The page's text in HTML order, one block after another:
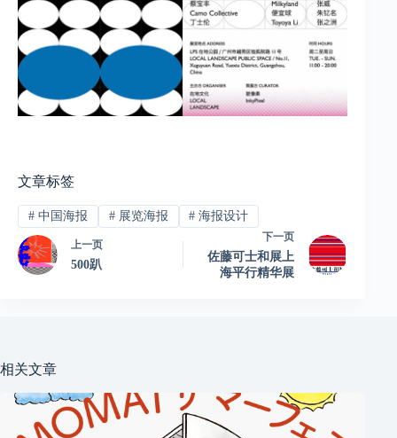
文章标签
#中国海报 #展览海报 # 海报设计
上一页
500趴
下一页
佐藤可士和展上
海平行精华展
相关文章